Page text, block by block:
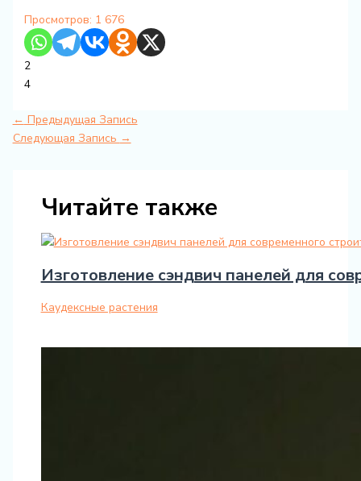
Просмотров: 1 676
2
4
← Предыдущая Запись
Следующая Запись →
Читайте также
Изготовление сэндвич панелей для
Каудексные растения